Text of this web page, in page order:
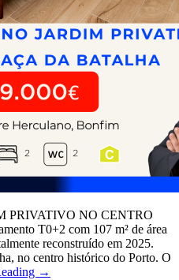
PRIVATIVO NO CENTRO
T0+2 com 107 m² de área
reconstruído em 2025.
no centro histórico do Porto. O
→